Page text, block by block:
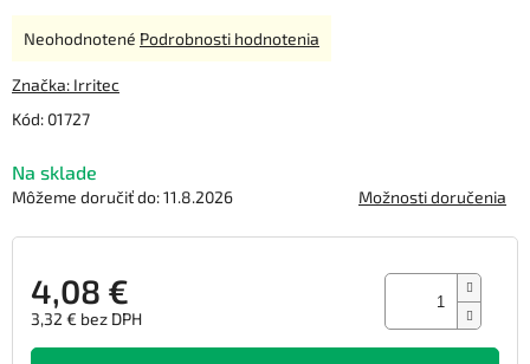
Kód: 01727
Na sklade
Môžeme doručiť do:11.8.2026 Možnosti doručenia
4,08 €
3,32 € bez DPH
Jednotková
Priemerné
produktu
0,0
5
hviezdičiek.
Neohodnotené Podrobnosti hodnotenia
Značka: Irritec